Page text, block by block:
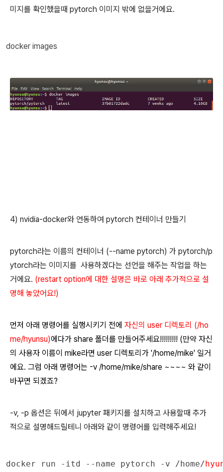
미지를 확인했을때 pytorch 이미지 밖에 없을거에요.
docker images
4) nvidia-docker와 연동하여 pytorch 컨테이너 만들기
pytorch라는 이름의 컨테이너 (--name pytorch) 가 pytorch/p
ytorch라는 이미지를 사용하겠다는 선언을 해주는 작업을 하는
거에요. (restart option에 대한 설명은 바로 아래 추가적으로 설
명해 놓았어요!)
먼저 아래 명령어를 실행시키기 전에 자신의 user 디렉토리 (/ho
me/hyunsu)에다가 share 폴더를 만들어주세요!!!!!!!!! (만약 자신
의 사용자 이름이 mike라면 user 디렉토리가 '/home/mike' 일거
에요. 그럼 아래 명령어는 -v /home/mike/share ~~~~ 와 같이
바꾸면 되겠죠?
-v, -p 옵션은 뒤에서 jupyter 패키지를 설치하고 사용할때 추가
적으로 설명해드릴테니 아래와 같이 명령어를 입력해주세요!
docker run -itd --name pytorch -v /home/